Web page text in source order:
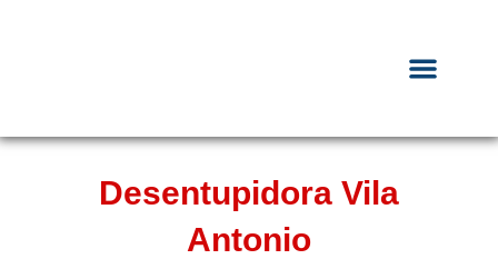
Desentupidora Vila
Antonio